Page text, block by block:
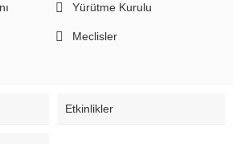
Yürütme Kurulu
Meclisler
Etkinlikler